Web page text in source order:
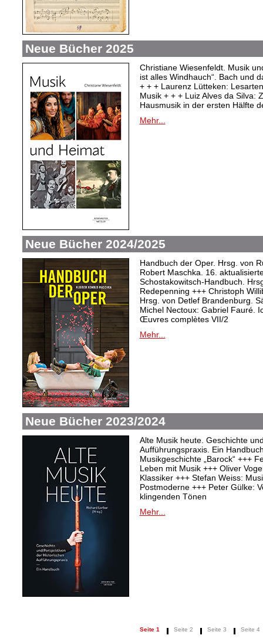
Neue Bücher 2025
Christiane Wiesenfeldt. Musik
ist alles Windhauch“. Bach und
+ + + Laurenz Lütteken:
Musik + + + Luiz Alves da Silva:
Hausmusik in der ersten Hälfte
Mehr...
Neue Bücher 2024/2025
Handbuch der Oper. Hrsg. von
Robert Maschka. 16.
Schostakowitsch-Handbuch.
Redepenning +++ Christoph
Hrsg. von Detlef Brandenburg.
Michel Nectoux: Gabriel Fauré.
Œuvres complètes VII/2
Mehr...
Neue Bücher 2023/2024
Alte Musik heute. Geschichte
Aufführungspraxis. Ein
Musikgeschichte „Barock“ +++
Leben mit Musik +++ Oliver
Klassiker +++ Stefan Weiss:
Postmoderne +++ Peter Gülke:
klingenden Tönen
Mehr...
Seite 1 Seite 2 Seite 3 Seite 4